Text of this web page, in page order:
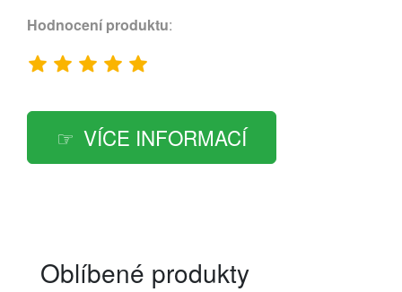
Hodnocení produktu:
VÍCE INFORMACÍ
Oblíbené produkty